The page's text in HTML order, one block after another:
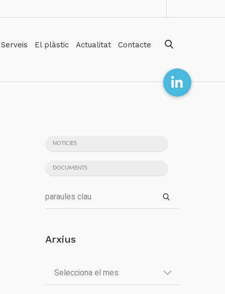
Serveis El plàstic Actualitat Contacte
NOTICIES
DOCUMENTS
Arxius